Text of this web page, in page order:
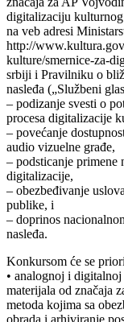
digitalizaciju
na veb adresi
http://
kulture/smernice-za-
srbiji i Pravilniku o
nasleđa („Službeni
– podizanje svesti o
procesa digitalizacije
– povećanje
audio vizuelne građe,
– podsticanje primene
digitalizacije,
– obezbeđivanje
publike, i
– doprinos
nasleđa.
Konkursom će se
• analognoj i
materijala od značaja
metoda kojima sa
obrada i arhiviranje